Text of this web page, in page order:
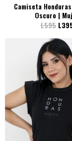
Camiseta
Oscuro |
L595 L